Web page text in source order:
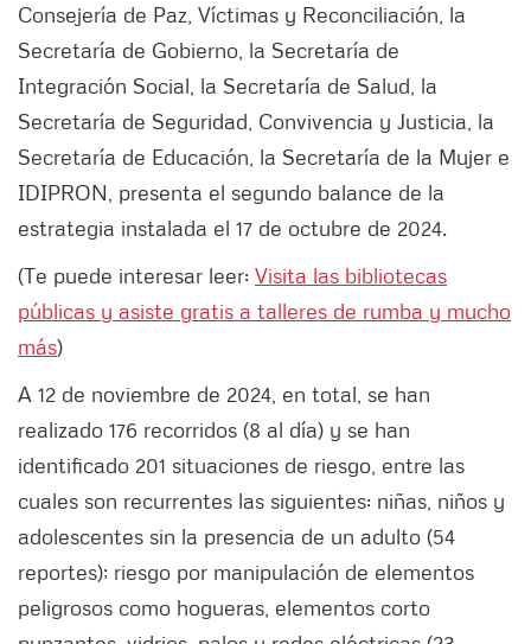
Consejería de Paz, Víctimas y Reconciliación, la
Secretaría de Gobierno, la Secretaría de
Integración Social, la Secretaría de Salud, la
Secretaría de Seguridad, Convivencia y Justicia, la
Secretaría de Educación, la Secretaría de la Mujer e
IDIPRON, presenta el segundo balance de la
estrategia instalada el 17 de octubre de 2024.
(Te puede interesar leer: Visita las bibliotecas
públicas y asiste gratis a talleres de rumba y mucho
más)
A 12 de noviembre de 2024, en total, se han
realizado 176 recorridos (8 al día) y se han
identificado 201 situaciones de riesgo, entre las
cuales son recurrentes las siguientes: niñas, niños y
adolescentes sin la presencia de un adulto (54
reportes); riesgo por manipulación de elementos
peligrosos como hogueras, elementos corto